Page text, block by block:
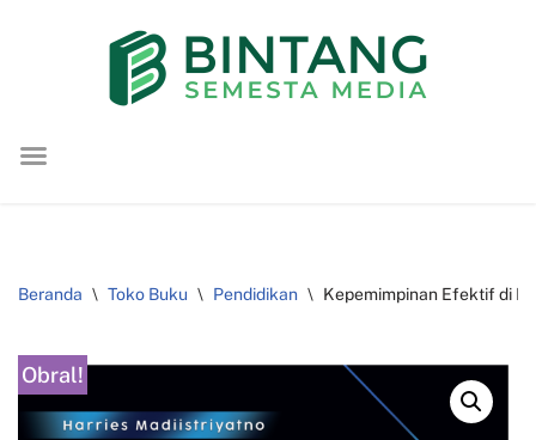
konten
Beranda \ Toko Buku \ Pendidikan \ Kepemimpinan Efektif di
Obral!